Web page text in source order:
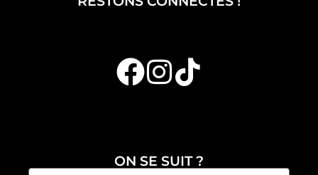
ON SE SUIT ?